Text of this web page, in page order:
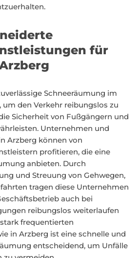
für
Schneeräumung im
den Verkehr reibungslos zu
Sicherheit von Fußgängern und
Unternehmen und
Arzberg können von
profitieren, die eine
anbieten. Durch
und Streuung von Gehwegen,
tragen diese Unternehmen
auch bei
reibungslos weiterlaufen
frequentierten
in Arzberg ist eine schnelle und
entscheidend, um Unfälle